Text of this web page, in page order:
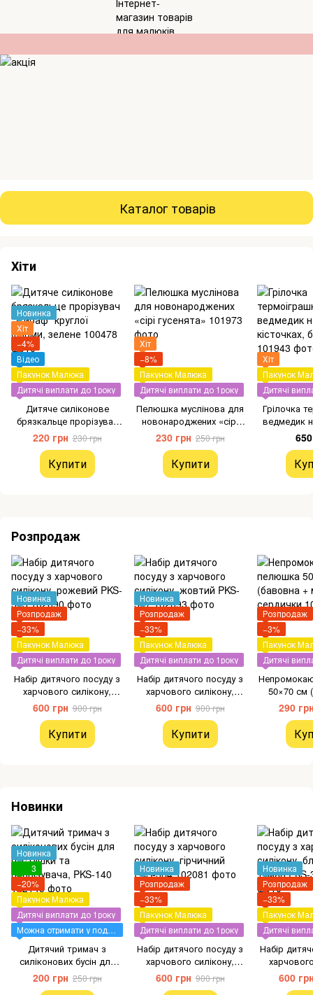
Каталог товарів
Хіти
Новинка
Хіт
−4%
Відео
Пакунок Малюка
Дитячі виплати до 1року
Дитяче силіконове
брязкальце прорізувач
"Жираф" круглої форми,
зелене
220 грн 230 грн
Купити
Хіт
−8%
Пакунок Малюка
Дитячі виплати до 1року
Пелюшка муслінова для
новонароджених «сірі
гусенята»
230 грн 250 грн
Купити
Хіт
Пакунок
Дитячі
Грілочка
ведмедик
Розпродаж
Новинка
Розпродаж
−33%
Пакунок Малюка
Дитячі виплати до 1року
Набір дитячого посуду з
харчового силікону,
рожевий PKS-373
600 грн 900 грн
Купити
Новинка
Розпродаж
−33%
Пакунок Малюка
Дитячі виплати до 1року
Набір дитячого посуду з
харчового силікону,
жовтий PKS-377
600 грн 900 грн
Купити
Розпродаж
−3%
Пакунок
Дитячі
50×70 см
290
Новинки
Новинка
3
−20%
Пакунок Малюка
Дитячі виплати до 1року
Можна отримати у подарунок
Дитячий тримач з
силіконових бусін для
пустушки та прорізувача,
PKS-140
200 грн 250 грн
Новинка
Розпродаж
−33%
Пакунок Малюка
Дитячі виплати до 1року
Набір дитячого посуду з
харчового силікону,
гірчичний PKS-364
600 грн 900 грн
Новинка
Розпродаж
−33%
Пакунок
Дитячі
Набір
блакитний
600